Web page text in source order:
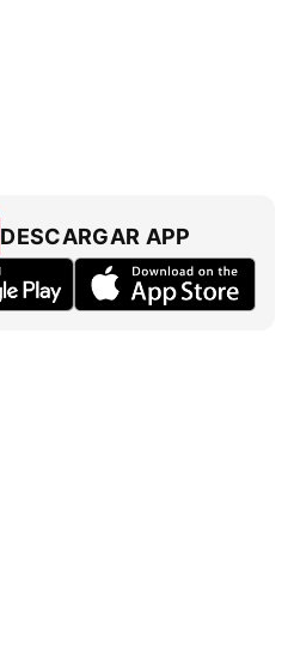
DESCARGAR APP